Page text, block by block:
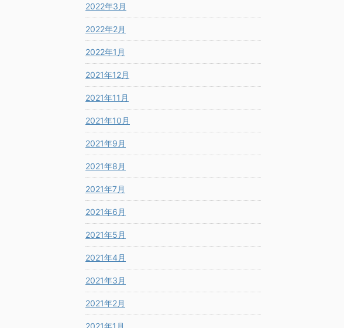
2022年3月
2022年2月
2022年1月
2021年12月
2021年11月
2021年10月
2021年9月
2021年8月
2021年7月
2021年6月
2021年5月
2021年4月
2021年3月
2021年2月
2021年1月